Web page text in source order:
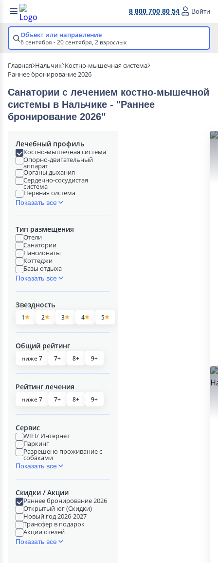
8 800 700 80 54 Войти
Объект или направление
6 сентября - 20 сентября, 2 взрослых
Главная Нальчик Костно-мышечная система
Раннее бронирование 2026
Санатории с лечением костно-мышечной
системы в Нальчике - "Раннее
бронирование 2026"
Лечебный профиль
Костно-мышечная система
Опорно-двигательный
аппарат
Органы дыхания
Сердечно-сосудистая
система
Нервная система
Показать все
Тип размещения
Отели
Санатории
Пансионаты
Коттеджи
Базы отдыха
Показать все
Звездность
1 2 3 4 5
Общий рейтинг
ниже 7 7+ 8+ 9+
Рейтинг лечения
ниже 7 7+ 8+ 9+
Сервис
WIFI/ Интернет
Паркинг
Разрешено проживание с
собаками
Показать все
Скидки / Акции
Раннее бронирование 2026
Открытый юг (Скидки)
Новый год 2026-2027
Трансфер в подарок
Акции отелей
Показать все